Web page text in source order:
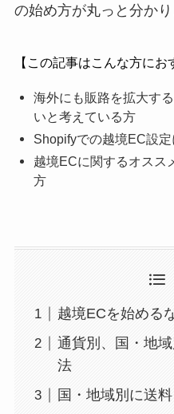
の始め方が丸っと分かり
【この記事はこんな方にお
海外にも販路を拡大す
いと考えている方
Shopifyでの越境EC設
越境ECに関するオスス
方
越境ECを始める
通貨別、国・地
法
国・地域別に送